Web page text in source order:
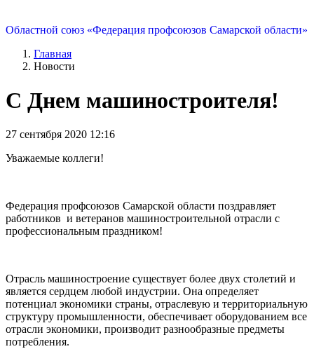
Областной союз «Федерация профсоюзов Самарской области»
Главная
Новости
С Днем машиностроителя!
27 сентября 2020 12:16
Уважаемые коллеги!
Федерация профсоюзов Самарской области поздравляет
работников и ветеранов машиностроительной отрасли с
профессиональным праздником!
Отрасль машиностроение существует более двух столетий и
является сердцем любой индустрии. Она определяет
потенциал экономики страны, отраслевую и территориальную
структуру промышленности, обеспечивает оборудованием все
отрасли экономики, производит разнообразные предметы
потребления.